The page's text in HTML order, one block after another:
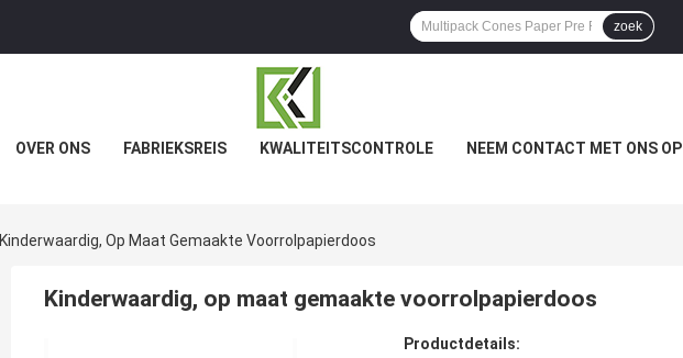
zoek
OVER ONS FABRIEKSREIS KWALITEITSCONTROLE NEEM CONTACT MET ONS OP
Kinderwaardig, Op Maat Gemaakte Voorrolpapierdoos
Kinderwaardig, op maat gemaakte voorrolpapierdoos
Productdetails: